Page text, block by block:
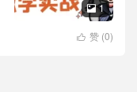
 1
 赞 (0)